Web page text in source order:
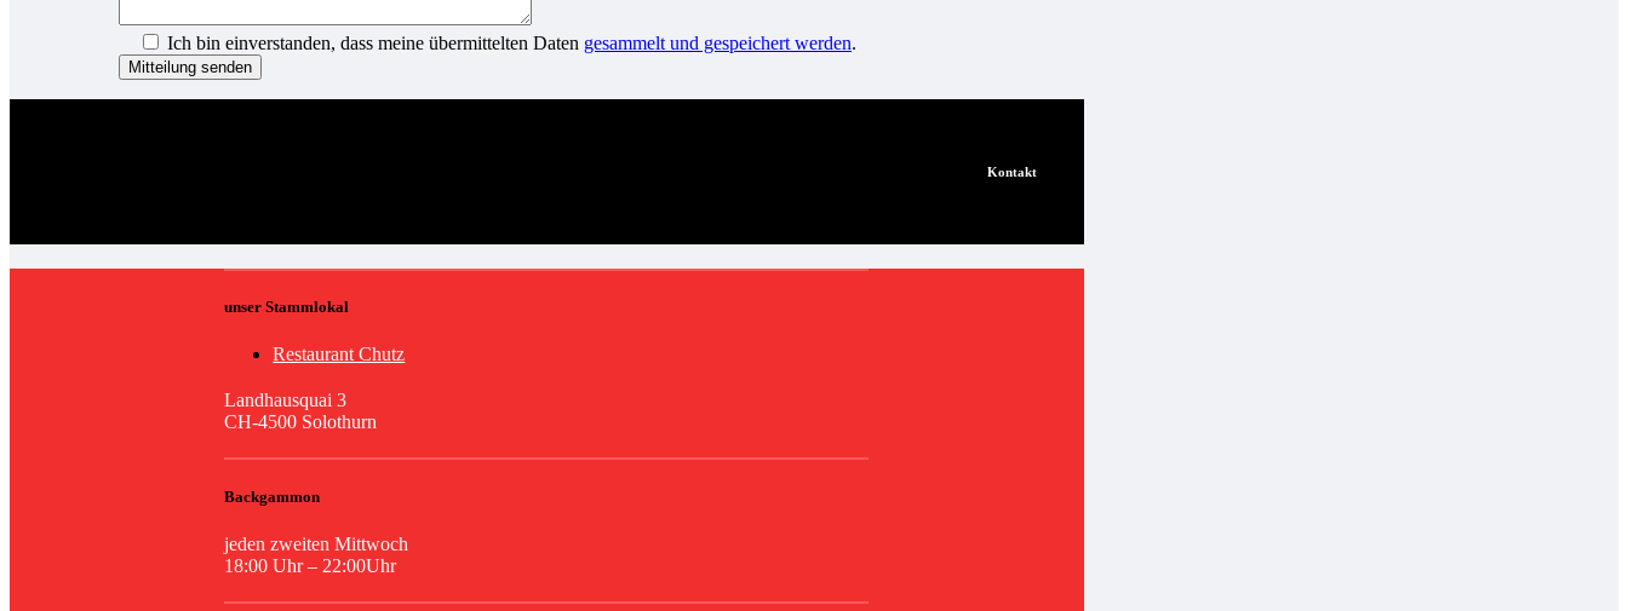
Ich bin einverstanden, dass meine übermittelten Daten gesammelt und gespeichert werden.
Kontakt
unser Stammlokal
Restaurant Chutz
Landhausquai 3
CH-4500 Solothurn
Backgammon
jeden zweiten Mittwoch
18:00 Uhr – 22:00Uhr